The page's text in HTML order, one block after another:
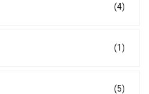
(4)
(1)
(5)